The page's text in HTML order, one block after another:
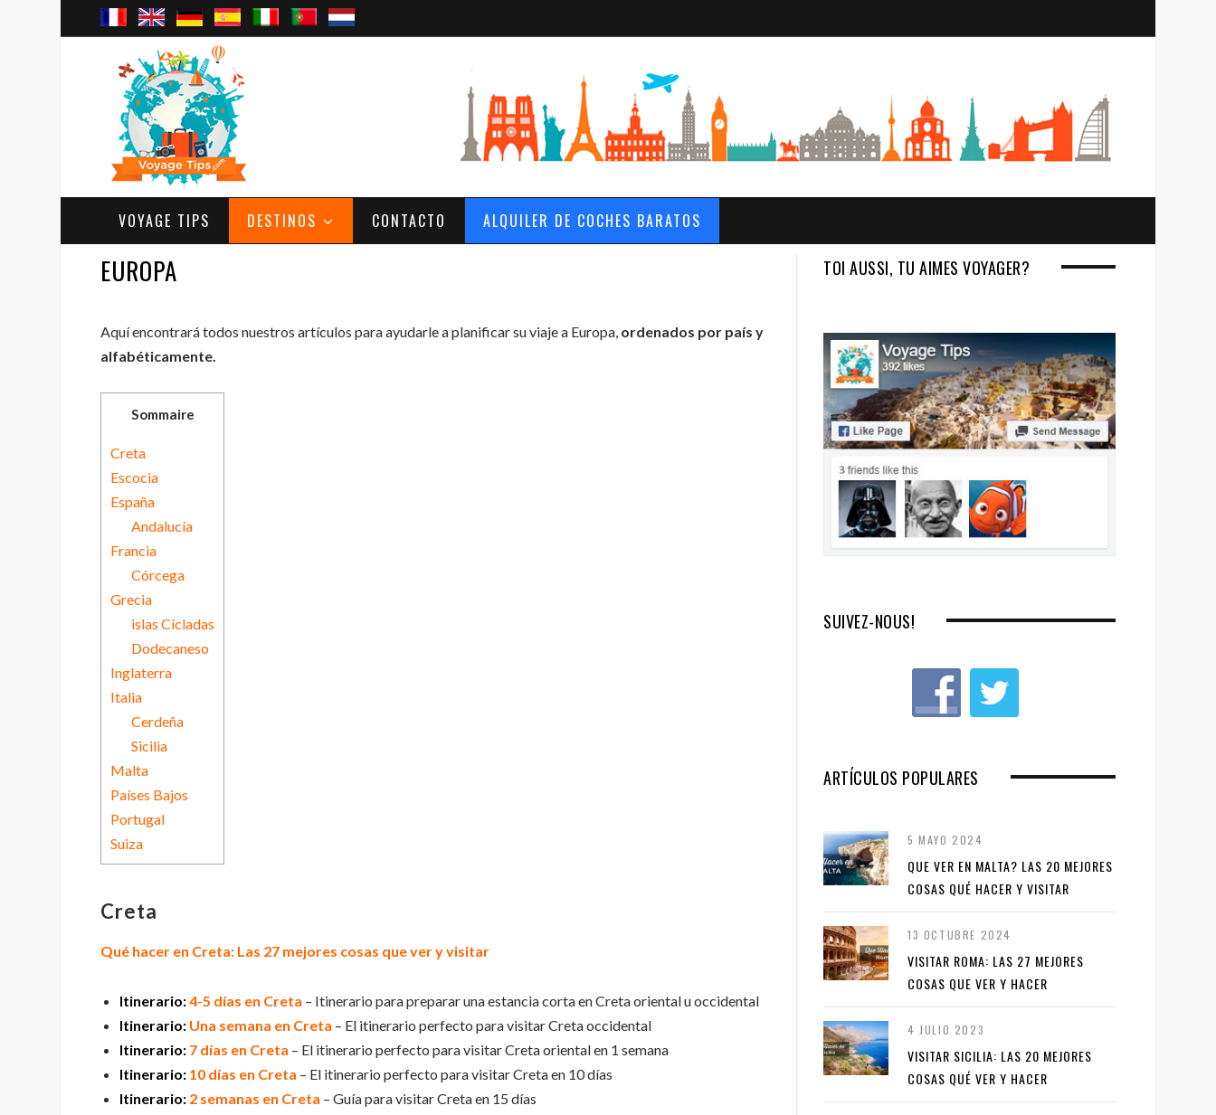
r
c
h
VOYAGE TIPS DESTINOS CONTACTO ALQUILER DE COCHES BARATOS
EUROPA
Aquí encontrará todos nuestros artículos para ayudarle a planificar su viaje a Europa, ordenados por país y
alfabéticamente.
Sommaire
Creta
Escocia
España
Andalucía
Francia
Córcega
Grecia
islas Cícladas
Dodecaneso
Inglaterra
Italia
Cerdeña
Sicilia
Malta
Países Bajos
Portugal
Suiza
Creta
Qué hacer en Creta: Las 27 mejores cosas que ver y visitar
Itinerario:4-5 días en Creta – Itinerario para preparar una estancia corta en Creta oriental u occidental
Itinerario: Una semana en Creta – El itinerario perfecto para visitar Creta occidental
Itinerario: 7 días en Creta – El itinerario perfecto para visitar Creta oriental en 1 semana
Itinerario: 10 días en Creta – El itinerario perfecto para visitar Creta en 10 días
Itinerario: 2 semanas en Creta – Guía para visitar Creta en 15 días
TOI AUSSI, TU AIMES VOYAGER?
SUIVEZ-NOUS!
ARTÍCULOS POPULARES
5 MAYO 2024
QUE VER EN MALTA? LAS 20 MEJORES
COSAS QUÉ HACER Y VISITAR
13 OCTUBRE 2024
VISITAR ROMA: LAS 27 MEJORES
COSAS QUE VER Y HACER
4 JULIO 2023
VISITAR SICILIA: LAS 20 MEJORES
COSAS QUÉ VER Y HACER